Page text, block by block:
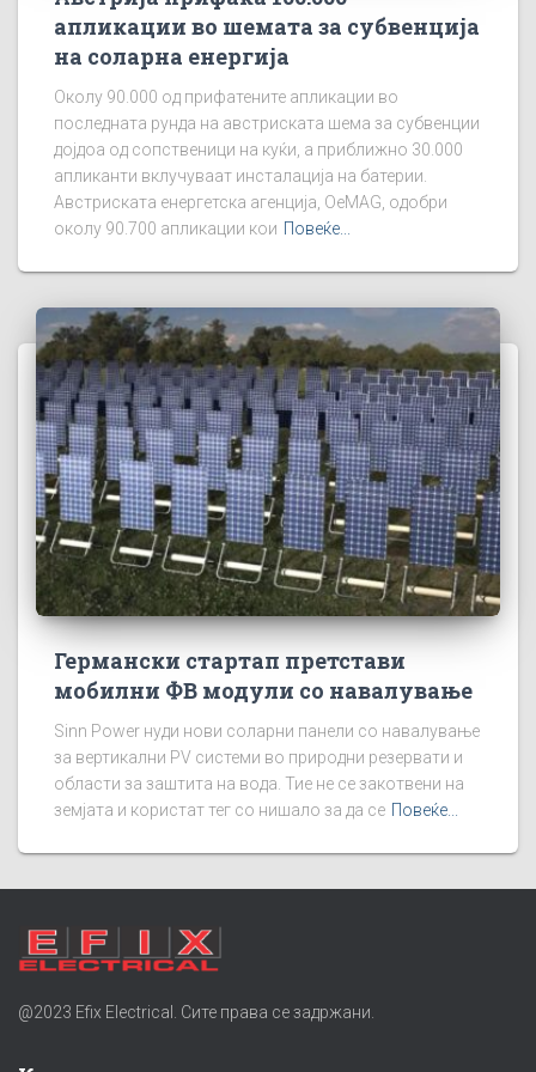
апликации во шемата за субвенција
на соларна енергија
Околу 90.000 од прифатените апликации во
последната рунда на австриската шема за субвенции
дојдоа од сопственици на куќи, а приближно 30.000
апликанти вклучуваат инсталација на батерии.
Австриската енергетска агенција, OeMAG, одобри
околу 90.700 апликации кои Повеќе...
Германски стартап претстави
мобилни ФВ модули со навалување
Sinn Power нуди нови соларни панели со навалување
за вертикални PV системи во природни резервати и
области за заштита на вода. Тие не се закотвени на
земјата и користат тег со нишало за да се Повеќе...
@2023 Efix Electrical. Сите права се задржани.